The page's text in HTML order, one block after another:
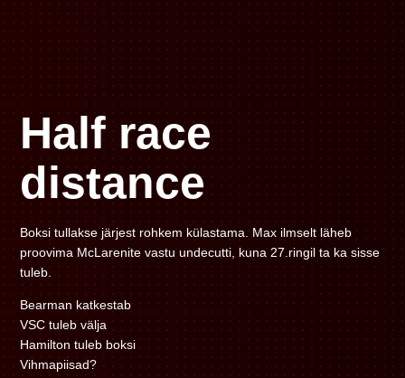
Half race
distance
Boksi tullakse järjest rohkem külastama. Max ilmselt läheb
proovima McLarenite vastu undecutti, kuna 27.ringil ta ka sisse
tuleb.
Bearman katkestab
VSC tuleb välja
Hamilton tuleb boksi
Vihmapiisad?